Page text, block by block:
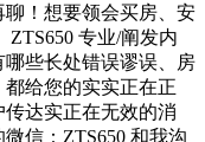
！想要领会买房、安
专业/阐发内
些长处错误谬误、房
给您的实实正在正
达实正在无效的消
信：ZTS650 和我沟